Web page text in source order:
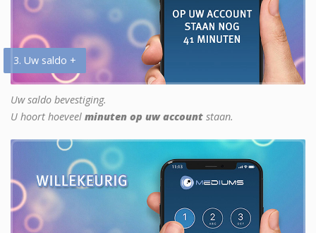
3. Uw saldo +
Uw saldo bevestiging.
U hoort hoeveel minuten op uw account staan.